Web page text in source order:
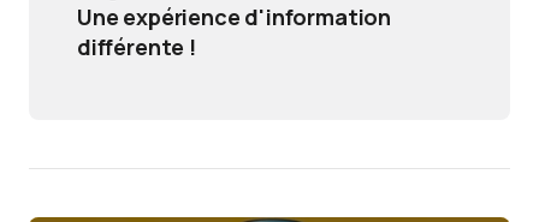
Une expérience d'information
différente !